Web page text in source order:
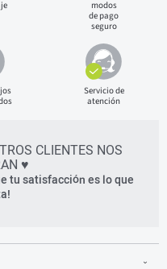
modos
de pago
seguro
Servicio de
atención
CLIENTES NOS
♥
tu satisfacción es lo que